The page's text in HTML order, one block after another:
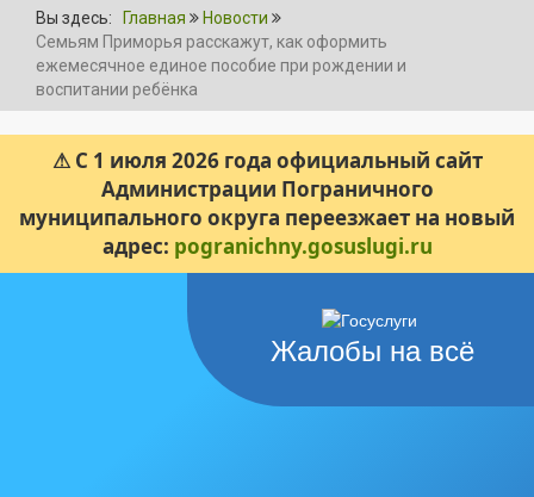
Вы здесь: Главная
Новости
Семьям Приморья расскажут, как оформить
ежемесячное единое пособие при рождении и
воспитании ребёнка
⚠ С 1 июля 2026 года официальный сайт
Администрации Пограничного
муниципального округа переезжает на новый
адрес: pogranichny.gosuslugi.ru
Жалобы на всё